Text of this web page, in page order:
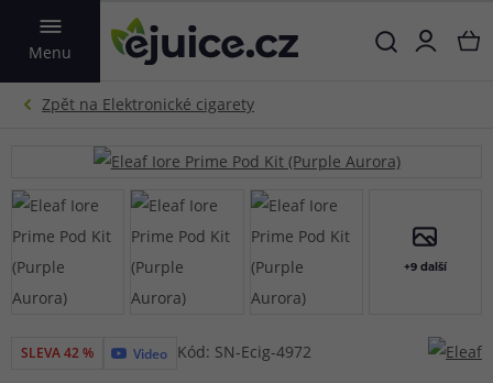
Menu
VYHLEDAT
+9 další
SLEVA 42 % Video Kód: SN-Ecig-4972